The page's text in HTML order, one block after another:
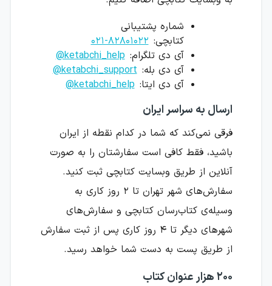
شماره پشتیبانی
کتابچی: ۰۲۱-۸۲۸۰۱۰۲۲
آی دی تلگرام: @ketabchi_help
آی دی بله: @ketabchi_support
آی دی ایتا: @ketabchi_help
ارسال به سراسر ایران
فرقی نمی‌کند که شما در کدام نقطه از ایران
باشید، فقط کافی است سفارشتان را به صورت
آنلاین از طریق وبسایت کتابچی ثبت کنید.
سفارش‌های شهر تهران تا ۲ روز کاری به
وسیله‌ی کتاب‌رسان کتابچی و سفارش‌های
شهرهای دیگر تا ۴ روز کاری پس از ثبت سفارش
از طریق پست به دست شما خواهد رسید.
۲۰۰ هزار عنوان کتاب